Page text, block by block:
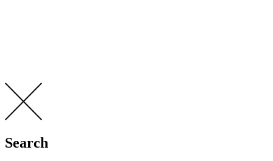
Search